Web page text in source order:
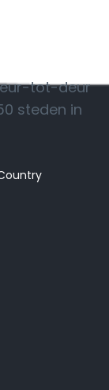
tot-deur
steden in